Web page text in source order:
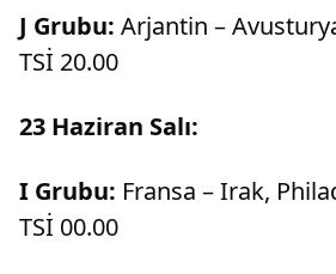
J Grubu: Arjantin –
TSİ 20.00
23 Haziran Salı:
I Grubu: Fransa – Irak,
TSİ 00.00